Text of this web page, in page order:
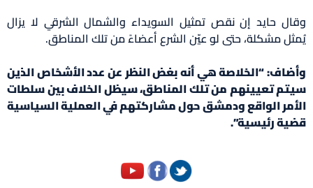
وقال حايد إن نقص تمثيل السويداء والشمال الشرقي لا يزال
يُمثل مشكلة، حتى لو عيّن الشرع أعضاءً من تلك المناطق.
وأضاف: “الخلاصة هي أنه بغض النظر عن عدد الأشخاص الذين
سيتم تعيينهم من تلك المناطق، سيظل الخلاف بين سلطات
الأمر الواقع ودمشق حول مشاركتهم في العملية السياسية
قضية رئيسية”.